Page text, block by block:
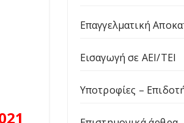
Επαγγελματική
Εισαγωγή σε ΑΕΙ/ΤΕΙ
Υποτροφίες –